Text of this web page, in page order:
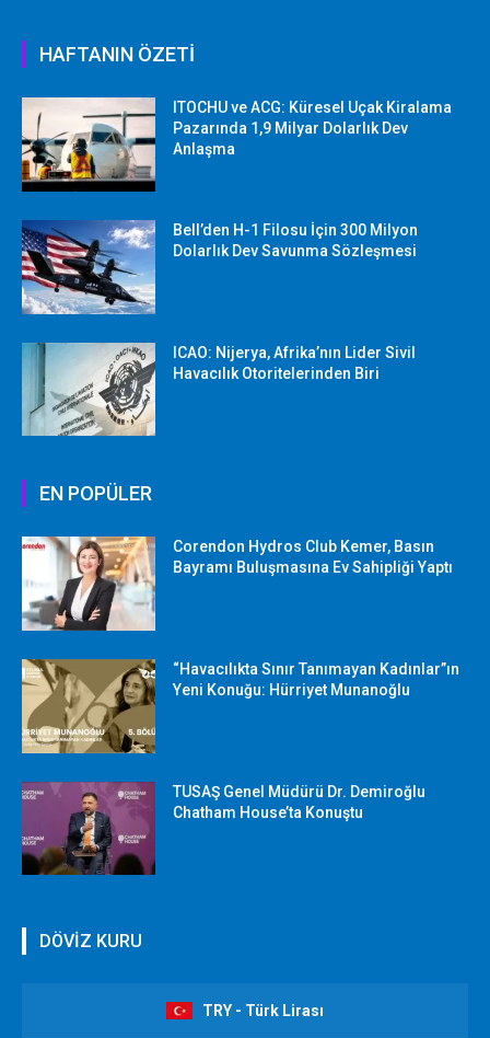
HAFTANIN ÖZETİ
ITOCHU ve ACG: Küresel Uçak Kiralama
Pazarında 1,9 Milyar Dolarlık Dev
Anlaşma
Bell’den H-1 Filosu İçin 300 Milyon
Dolarlık Dev Savunma Sözleşmesi
ICAO: Nijerya, Afrika’nın Lider Sivil
Havacılık Otoritelerinden Biri
EN POPÜLER
Corendon Hydros Club Kemer, Basın
Bayramı Buluşmasına Ev Sahipliği Yaptı
“Havacılıkta Sınır Tanımayan Kadınlar”ın
Yeni Konuğu: Hürriyet Munanoğlu
TUSAŞ Genel Müdürü Dr. Demiroğlu
Chatham House’ta Konuştu
DÖVİZ KURU
TRY - Türk Lirası